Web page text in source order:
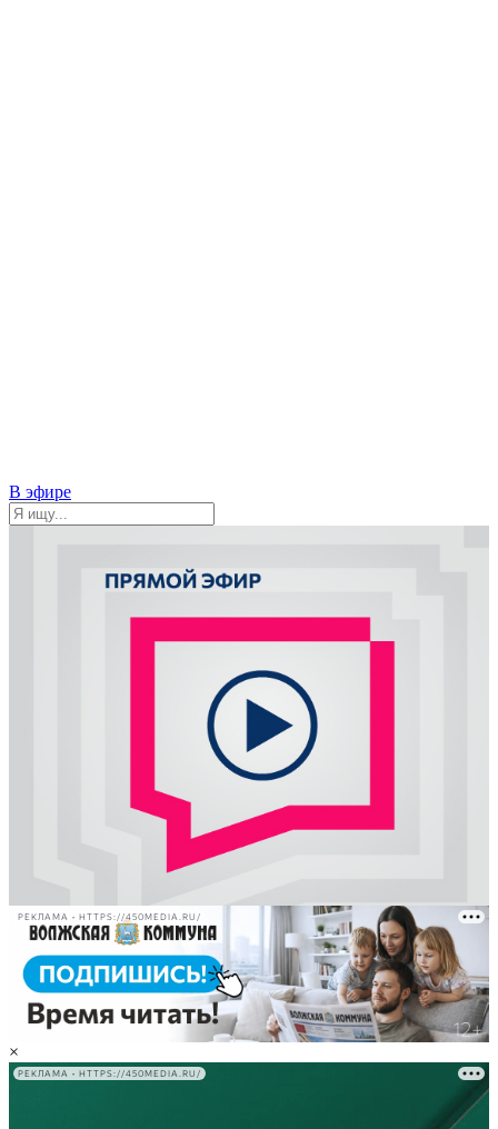
В эфире
РЕКЛАМА • HTTPS://450MEDIA.RU/
×
РЕКЛАМА • HTTPS://450MEDIA.RU/